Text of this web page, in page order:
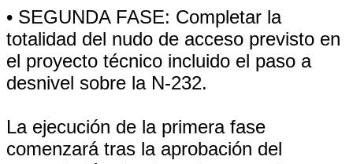
• SEGUNDA FASE: Completar la
totalidad del nudo de acceso previsto en
el proyecto técnico incluido el paso a
desnivel sobre la N-232.
La ejecución de la primera fase
comenzará tras la aprobación del